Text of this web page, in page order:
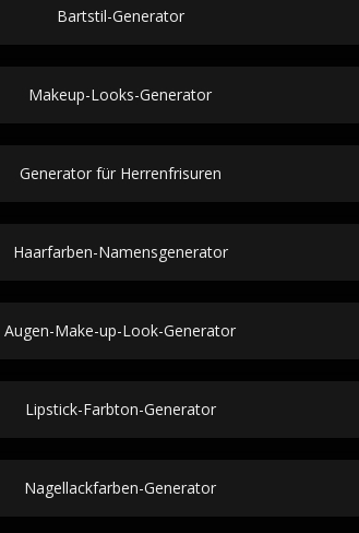
Bartstil-Generator
Makeup-Looks-Generator
Generator für Herrenfrisuren
Haarfarben-Namensgenerator
Augen-Make-up-Look-Generator
Lipstick-Farbton-Generator
Nagellackfarben-Generator